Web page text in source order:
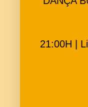
21:00H |